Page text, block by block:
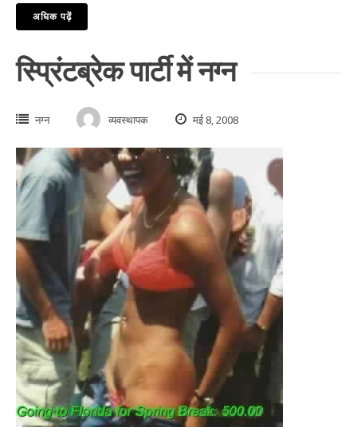
अधिक पढ़ें
स्प्रिंटब्रेक पार्टी में नग्न
नग्न व्यवस्थापक मई 8, 2008